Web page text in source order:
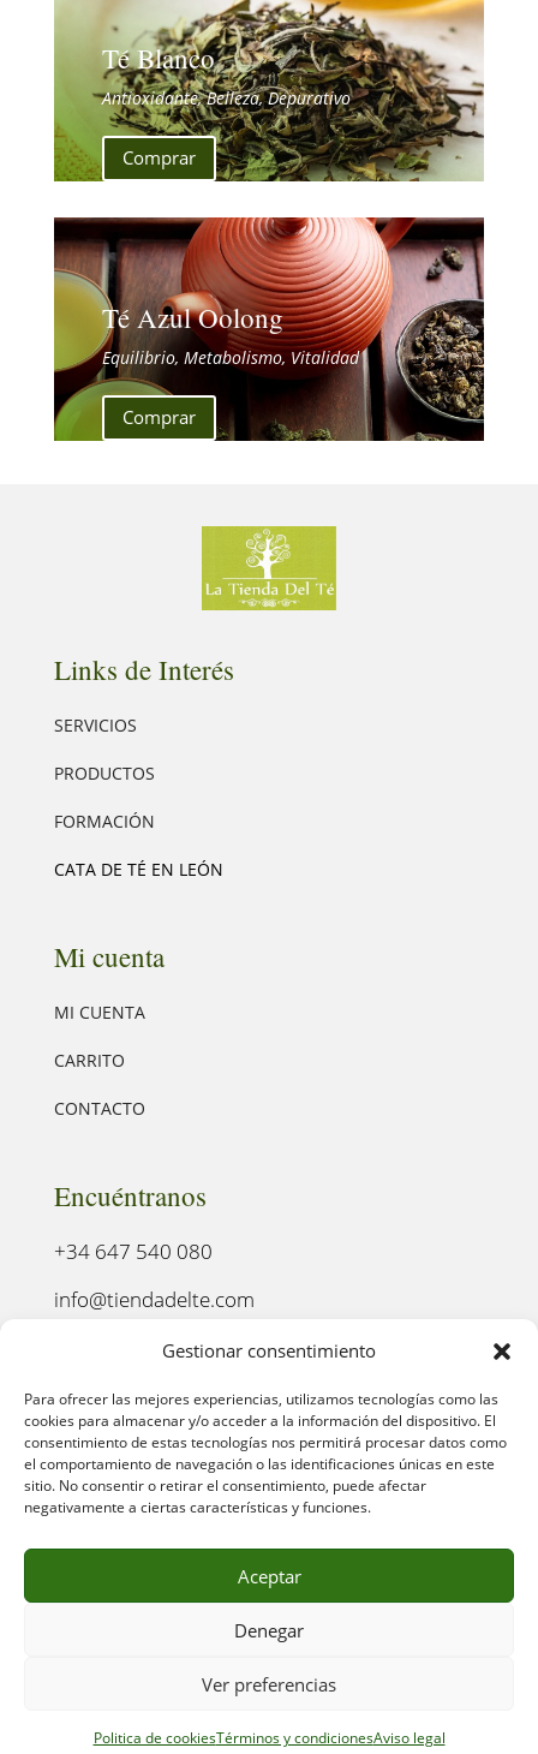
Gestionar consentimiento
Para ofrecer las mejores experiencias, utilizamos tecnologías como las
cookies para almacenar y/o acceder a la información del dispositivo. El
consentimiento de estas tecnologías nos permitirá procesar datos como
el comportamiento de navegación o las identificaciones únicas en este
sitio. No consentir o retirar el consentimiento, puede afectar
negativamente a ciertas características y funciones.
Aceptar
Denegar
Ver preferencias
Politica de cookiesTérminos y condicionesAviso legal
Té Blanco
Antioxidante, Belleza, Depurativo
Comprar
Té Azul Oolong
Equilibrio, Metabolismo, Vitalidad
Comprar
Links de Interés
SERVICIOS
PRODUCTOS
FORMACIÓN
CATA DE TÉ EN LEÓN
Mi cuenta
MI CUENTA
CARRITO
CONTACTO
Encuéntranos
+34 647 540 080
info@tiendadelte.com
Punto oficial de recogida:
C. Pozo, 13, 24003. León
POLÍTICA DE PRIVACIDAD
POLÍTICA DE COMPRA
ENVÍO Y ENTREGA TÉRMINOS Y CONDICIONES